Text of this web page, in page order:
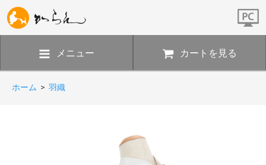
メニュー カートを見る
ホーム > 羽織